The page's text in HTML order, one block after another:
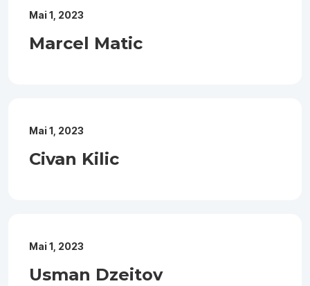
Mai 1, 2023
Marcel Matic
Mai 1, 2023
Civan Kilic
Mai 1, 2023
Usman Dzeitov